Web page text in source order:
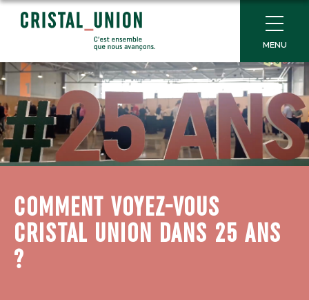
MENU
COMMENT VOYEZ-VOUS
CRISTAL UNION DANS 25 ANS
?